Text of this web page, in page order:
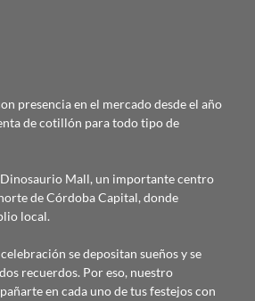
presencia en el mercado desde el año
de cotillón para todo tipo de
Dinosaurio Mall, un importante centro
de Córdoba Capital, donde
local.
se depositan sueños y se
recuerdos. Por eso, nuestro
en cada uno de tus festejos con